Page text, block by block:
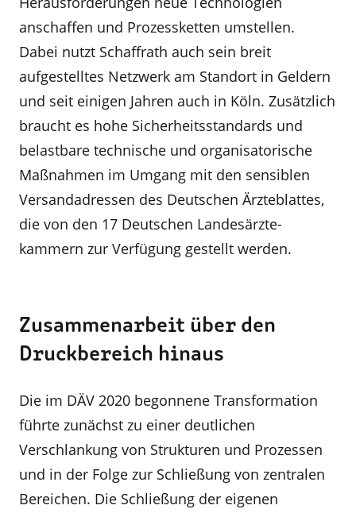
anschaffen und Prozessketten umstellen.
Dabei nutzt Schaffrath auch sein breit
aufgestelltes Netzwerk am Standort in Geldern
und seit einigen Jahren auch in Köln. Zusätzlich
braucht es hohe Sicherheitsstandards und
belastbare technische und organi­satorische
Maßnahmen im Umgang mit den sensiblen
Versandadressen des Deutschen Ärzteblattes,
die von den 17 Deutschen Landesärzte­
kammern zur Verfügung gestellt werden.
Zusammenarbeit über den
Druckbereich hinaus
Die im DÄV 2020 begonnene Trans­formation
führte zunächst zu einer deutlichen
Verschlankung von Strukturen und Prozessen
und in der Folge zur Schließung von zentralen
Bereichen. Die Schlie­ßung der eigenen